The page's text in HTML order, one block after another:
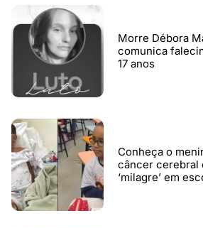
Morre Débora
comunica
17 anos
Conheça o
câncer cerebral
‘milagre’ em